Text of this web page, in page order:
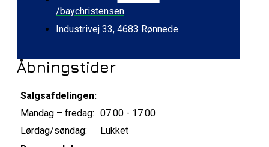
/baychristensen
Industrivej 33, 4683 Rønnede
Åbningstider
Salgsafdelingen:
Mandag – fredag: 07.00 - 17.00
Lørdag/søndag:
Lukket